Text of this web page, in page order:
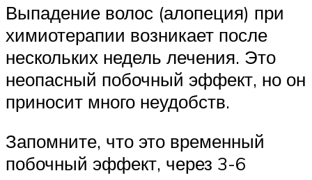
Выпадение волос (алопеция) при
химиотерапии возникает после
нескольких недель лечения. Это
неопасный побочный эффект, но он
приносит много неудобств.
Запомните, что это временный
побочный эффект, через 3-6